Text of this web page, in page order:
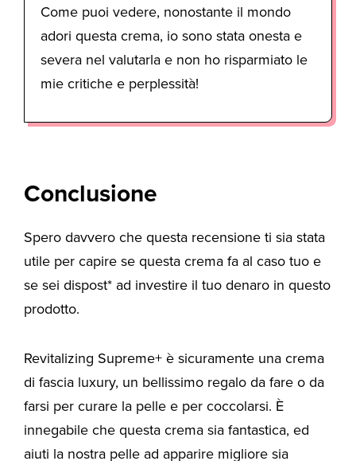
Come puoi vedere, nonostante il mondo
adori questa crema, io sono stata onesta e
severa nel valutarla e non ho risparmiato le
mie critiche e perplessità!
Conclusione
Spero davvero che questa recensione ti sia stata
utile per capire se questa crema fa al caso tuo e
se sei dispost* ad investire il tuo denaro in questo
prodotto.
Revitalizing Supreme+ è sicuramente una crema
di fascia luxury, un bellissimo regalo da fare o da
farsi per curare la pelle e per coccolarsi. È
innegabile che questa crema sia fantastica, ed
aiuti la nostra pelle ad apparire migliore sia